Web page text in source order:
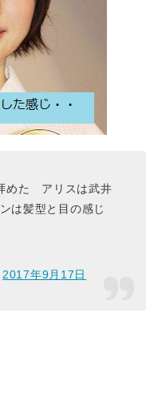
めた アリスは武井
は髪型と目の感じ
2017年9月17日